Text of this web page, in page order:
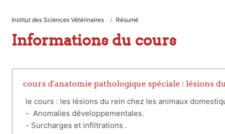
Institut des Sciences Vétérinaires Résumé
Informations du cours
cours d'anatomie pathologique spéciale : lésions
le cours : les lésions du rein chez les animaux
- Anomalies développementales.
- Surcharges et infiltrations .